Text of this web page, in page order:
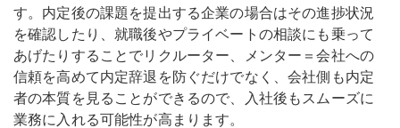
す。内定後の課題を提出する企業の場合はその進捗状況
を確認したり、就職後やプライベートの相談にも乗って
あげたりすることでリクルーター、メンター＝会社への
信頼を高めて内定辞退を防ぐだけでなく、会社側も内定
者の本質を見ることができるので、入社後もスムーズに
業務に入れる可能性が高まります。